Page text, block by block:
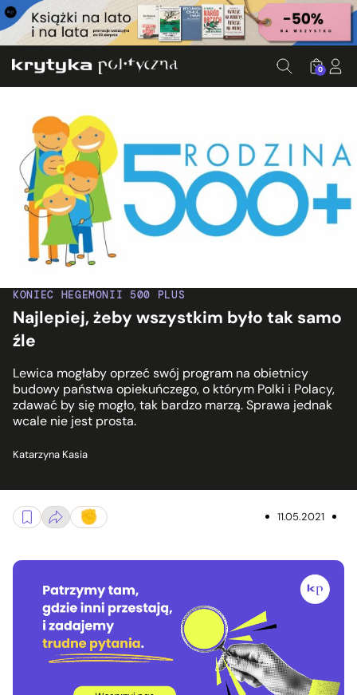
0
KONIEC HEGEMONII 500 PLUS
Najlepiej, żeby wszystkim było tak samo
źle
Lewica mogłaby oprzeć swój program na obietnicy
budowy państwa opiekuńczego, o którym Polki i Polacy,
zdawać by się mogło, tak bardzo marzą. Sprawa jednak
wcale nie jest prosta.
Katarzyna Kasia
11.05.2021